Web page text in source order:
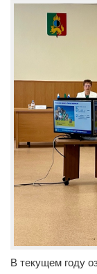
В текущем году